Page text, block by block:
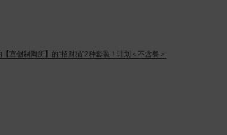
宫创制陶所】的“招财猫”2种套装！计划＜不含餐＞